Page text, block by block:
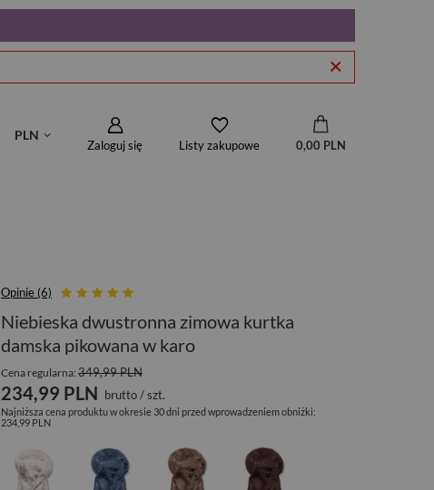
PLN
Zaloguj się Listy zakupowe 0,00 PLN
Opinie (6)
Niebieska dwustronna zimowa kurtka
damska pikowana w karo
Cena regularna:349,99 PLN
234,99 PLN brutto/szt.
Najniższa cena produktu w okresie 30 dni przed wprowadzeniem obniżki:
234,99 PLN